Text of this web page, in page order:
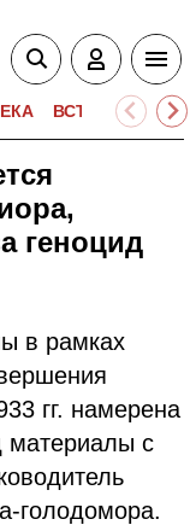
ВСТУПНА
геноцид
в рамках
гг. намерена
материалы с
голодомора.